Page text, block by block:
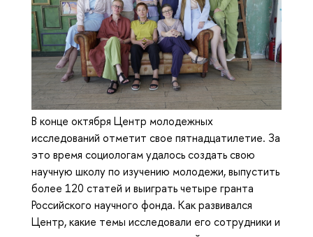
В конце октября Центр молодежных
исследований отметит свое пятнадцатилетие. За
это время социологам удалось создать свою
научную школу по изучению молодежи, выпустить
более 120 статей и выиграть четыре гранта
Российского научного фонда. Как развивался
Центр, какие темы исследовали его сотрудники и